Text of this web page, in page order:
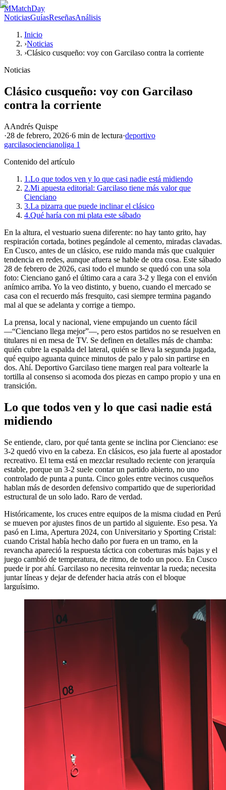
MMatchDay
NoticiasGuíasReseñasAnálisis
Inicio
›Noticias
›Clásico cusqueño: voy con Garcilaso contra la corriente
Noticias
Clásico cusqueño: voy con Garcilaso
contra la corriente
AAndrés Quispe
·28 de febrero, 2026·6 min de lectura·deportivo
garcilasociencianoliga 1
Contenido del artículo
1.Lo que todos ven y lo que casi nadie está midiendo
2.Mi apuesta editorial: Garcilaso tiene más valor que
Cienciano
3.La pizarra que puede inclinar el clásico
4.Qué haría con mi plata este sábado
En la altura, el vestuario suena diferente: no hay tanto grito, hay
respiración cortada, botines pegándole al cemento, miradas clavadas.
En Cusco, antes de un clásico, ese ruido manda más que cualquier
tendencia en redes, aunque afuera se hable de otra cosa. Este sábado
28 de febrero de 2026, casi todo el mundo se quedó con una sola
foto: Cienciano ganó el último cara a cara 3-2 y llega con el envión
anímico arriba. Yo la veo distinto, y bueno, cuando el mercado se
casa con el recuerdo más fresquito, casi siempre termina pagando
mal al que se adelanta y corrige a tiempo.
La prensa, local y nacional, viene empujando un cuento fácil
—“Cienciano llega mejor”—, pero estos partidos no se resuelven en
titulares ni en mesa de TV. Se definen en detalles más de chamba:
quién cubre la espalda del lateral, quién se lleva la segunda jugada,
qué equipo aguanta quince minutos de palo y palo sin partirse en
dos. Ahí. Deportivo Garcilaso tiene margen real para voltearle la
tortilla al consenso si acomoda dos piezas en campo propio y una en
transición.
Lo que todos ven y lo que casi nadie está
midiendo
Se entiende, claro, por qué tanta gente se inclina por Cienciano: ese
3-2 quedó vivo en la cabeza. En clásicos, eso jala fuerte al apostador
recreativo. El tema está en mezclar resultado reciente con jerarquía
estable, porque un 3-2 suele contar un partido abierto, no uno
controlado de punta a punta. Cinco goles entre vecinos cusqueños
hablan más de desorden defensivo compartido que de superioridad
estructural de un solo lado. Raro de verdad.
Históricamente, los cruces entre equipos de la misma ciudad en Perú
se mueven por ajustes finos de un partido al siguiente. Eso pesa. Ya
pasó en Lima, Apertura 2024, con Universitario y Sporting Cristal:
cuando Cristal había hecho daño por fuera en un tramo, en la
revancha apareció la respuesta táctica con coberturas más bajas y el
juego cambió de temperatura, de ritmo, de todo un poco. En Cusco
puede ir por ahí. Garcilaso no necesita reinventar la rueda; necesita
juntar líneas y dejar de defender hacia atrás con el bloque
larguísimo.